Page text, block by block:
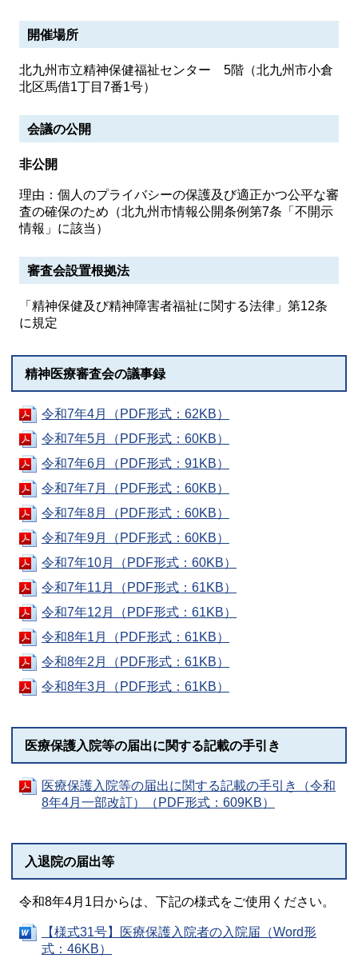
開催場所
北九州市立精神保健福祉センター 5階（北九州市小倉
北区馬借1丁目7番1号）
会議の公開
非公開
理由：個人のプライバシーの保護及び適正かつ公平な審
査の確保のため（北九州市情報公開条例第7条「不開示
情報」に該当）
審査会設置根拠法
「精神保健及び精神障害者福祉に関する法律」第12条
に規定
精神医療審査会の議事録
令和7年4月（PDF形式：62KB）
令和7年5月（PDF形式：60KB）
令和7年6月（PDF形式：91KB）
令和7年7月（PDF形式：60KB）
令和7年8月（PDF形式：60KB）
令和7年9月（PDF形式：60KB）
令和7年10月（PDF形式：60KB）
令和7年11月（PDF形式：61KB）
令和7年12月（PDF形式：61KB）
令和8年1月（PDF形式：61KB）
令和8年2月（PDF形式：61KB）
令和8年3月（PDF形式：61KB）
医療保護入院等の届出に関する記載の手引き
医療保護入院等の届出に関する記載の手引き（令和
8年4月一部改訂）（PDF形式：609KB）
入退院の届出等
令和8年4月1日からは、下記の様式をご使用ください。
【様式31号】医療保護入院者の入院届（Word形
式：46KB）